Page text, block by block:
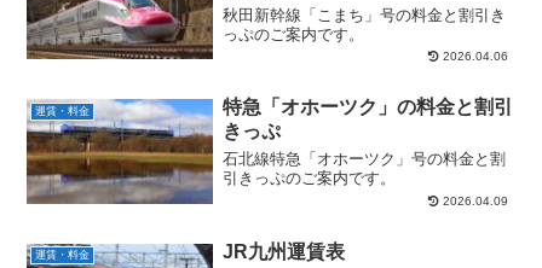
秋田新幹線「こまち」号の料金と割引き
っぷのご案内です。
2026.04.06
運賃・料金
特急「オホーツク」の料金と割引
きっぷ
石北線特急「オホーツク」号の料金と割
引きっぷのご案内です。
2026.04.09
運賃・料金 JR九州運賃表